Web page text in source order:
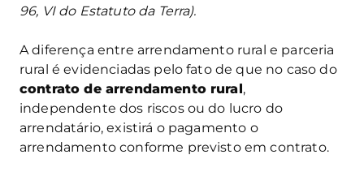
96, VI do Estatuto da Terra).
A diferença entre arrendamento rural e parceria
rural é evidenciadas pelo fato de que no caso do
contrato de arrendamento rural,
independente dos riscos ou do lucro do
arrendatário, existirá o pagamento o
arrendamento conforme previsto em contrato.